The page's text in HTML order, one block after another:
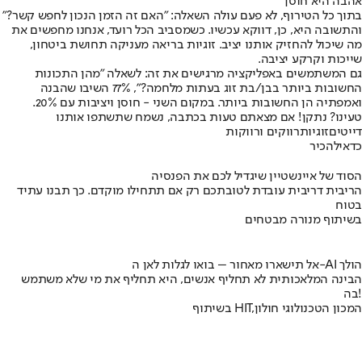
בתוך כל הטירוף, לא פעם עולה השאלה: "האם זה הזמן הנכון לחפש קשר?"
והתשובה היא, כן, דווקא עכשיו. כשמסביב הכל רועד, אנחנו מחפשים את
מה שיכול להחזיק אותנו יציב. זוגיות בריאה מעניקה תחושת ביטחון,
שייכות וקרקע יציבה.
גם המשתמשים באפליקציה מרגישים את זה: לשאלה "מהן התכונות
החשובות ביותר בבן/בת זוג בעתות מלחמה?", 77% השיבו שהבנה
ואמפתיה הן החשובות ביותר. במקום השני - חוסן ויציבות עם 20%.
טעינו? נתקן! אם מצאתם טעות בכתבה, נשמח שתשתפו אותנו
דייטיםזוגיותרווקים ורווקות
כדאילהכיר
הסוד של איינשטיין שיגדיל לכם את הפנסיה
הריבית דריבית עובדת לטובתכם רק אם תתחילו מוקדם. כך תבנו עתיד
בטוח
בשיתוף מנורה מבטחים
אל תישארו מאחור – בואו לגלות לאן ה-AI הולך
הבינה המלאכותית לא תחליף אנשים, היא תחליף את מי שלא משתמש
בה!
בשיתוף HIT,המכון הטכנולוגי חולון